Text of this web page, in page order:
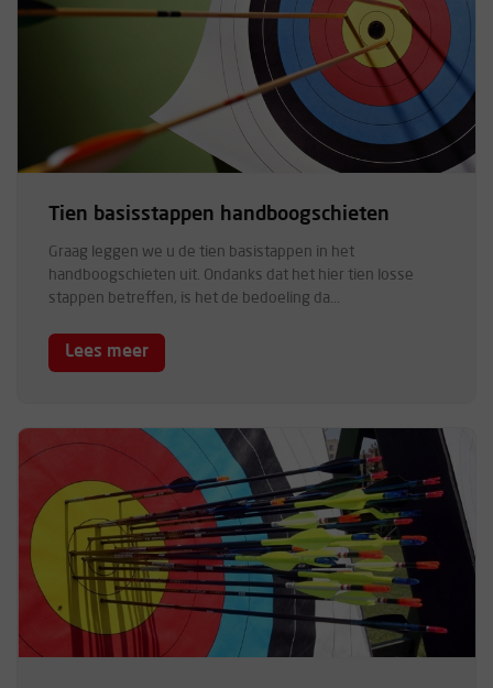
Tien basisstappen handboogschieten
Graag leggen we u de tien basistappen in het
handboogschieten uit. Ondanks dat het hier tien losse
stappen betreffen, is het de bedoeling da...
Lees meer